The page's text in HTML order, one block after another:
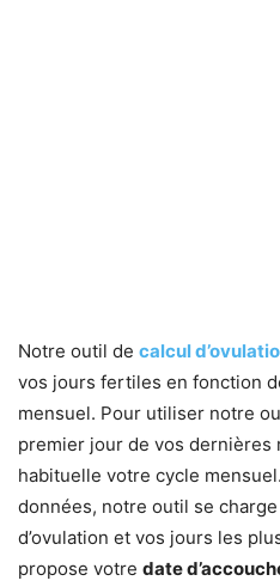
Notre outil de calcul
vos jours fertiles en fonction
mensuel. Pour utiliser notre
premier jour de vos dernières
habituelle votre cycle
données, notre outil se
d’ovulation et vos jours les
propose votre date